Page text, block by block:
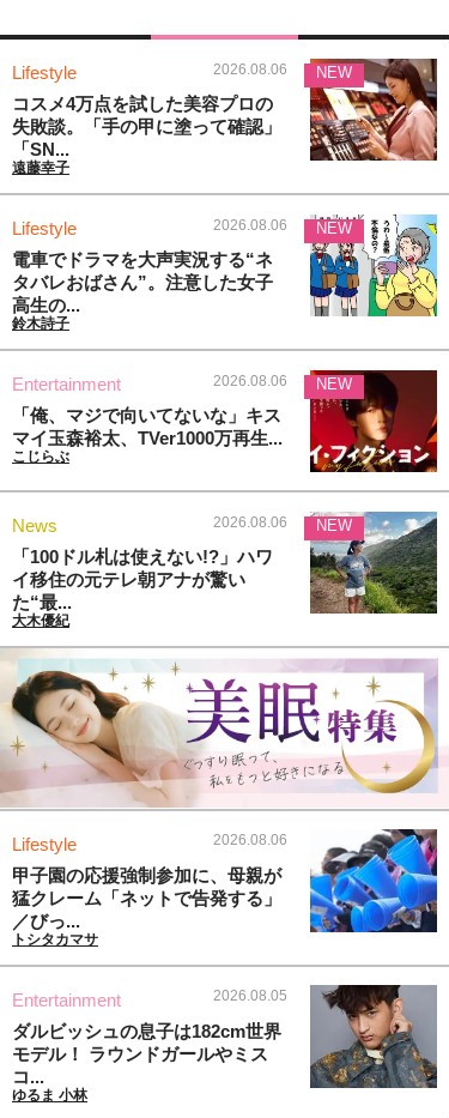
Lifestyle 2026.08.06
コスメ4万点を試した美容プロの
失敗談。「手の甲に塗って確認」
「SN...
遠藤幸子
NEW
Lifestyle 2026.08.06
電車でドラマを大声実況する“ネ
タバレおばさん”。注意した女子
高生の...
鈴木詩子
NEW
Entertainment 2026.08.06
「俺、マジで向いてないな」キス
マイ玉森裕太、TVer1000万再生...
こじらぶ
NEW
News 2026.08.06
「100ドル札は使えない!?」ハワ
イ移住の元テレ朝アナが驚い
た“最...
大木優紀
NEW
Lifestyle 2026.08.06
甲子園の応援強制参加に、母親が
猛クレーム「ネットで告発する」
／びっ...
トシタカマサ
Entertainment 2026.08.05
ダルビッシュの息子は182cm世界
モデル！ ラウンドガールやミス
コ...
ゆるま 小林